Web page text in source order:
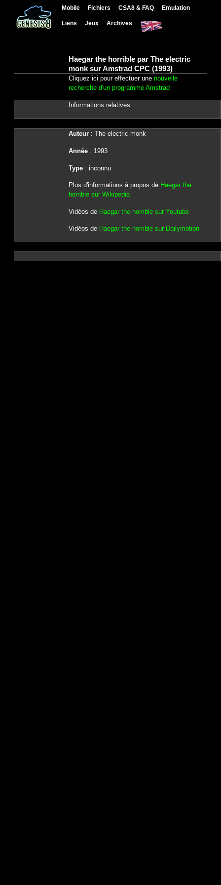
Mobile Fichiers CSA8 & FAQ Emulation
Liens Jeux Archives
Haegar the horrible par The electric
monk sur Amstrad CPC (1993)
Cliquez ici pour effectuer une nouvelle
recherche d'un programme Amstrad
Informations relatives :
Auteur: The electric monk
Année: 1993
Type: inconnu
Plus d'informations à propos de Haegar the
horrible sur Wikipedia
Vidéos de Haegar the horrible sur Youtube
Vidéos de Haegar the horrible sur Dailymotion